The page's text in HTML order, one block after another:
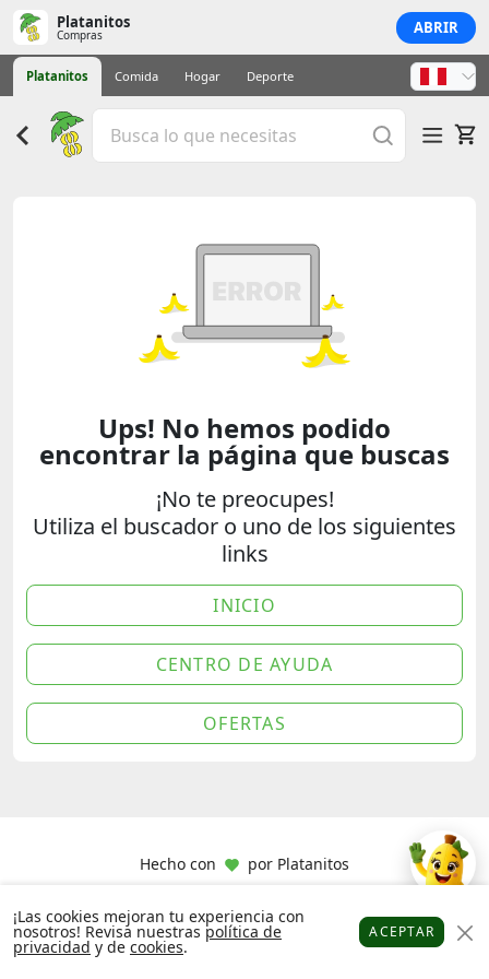
Platanitos
Compras ABRIR
Platanitos Comida Hogar Deporte
Ups! No hemos podido
encontrar la página que buscas
¡No te preocupes!
Utiliza el buscador o uno de los siguientes
links
INICIO
CENTRO DE AYUDA
OFERTAS
Hecho con por Platanitos
Platanitos Favoritos
¡Las cookies mejoran tu experiencia con
nosotros! Revisa nuestras política de
privacidad y de cookies.
ACEPTAR